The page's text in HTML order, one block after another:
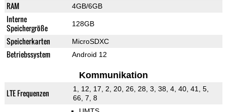
RAM 4GB/6GB
Interne
Speichergröße
128GB
Speicherkarten MicroSDXC
Betriebssystem Android 12
Kommunikation
LTE Frequenzen
1, 12, 17, 2, 20, 26, 28, 3, 38, 4, 40, 41, 5,
66, 7, 8